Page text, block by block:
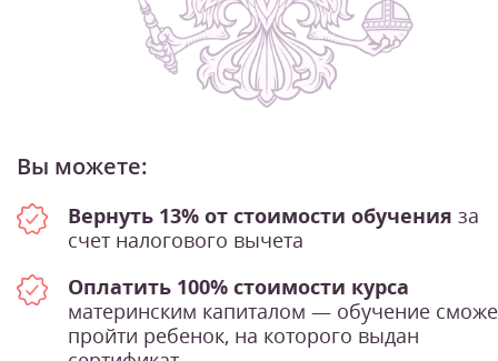
Вы можете:
Вернуть 13% от стоимости обучения за
счет налогового вычета
Оплатить 100% стоимости курса
материнским капиталом — обучение
пройти ребенок, на которого выдан